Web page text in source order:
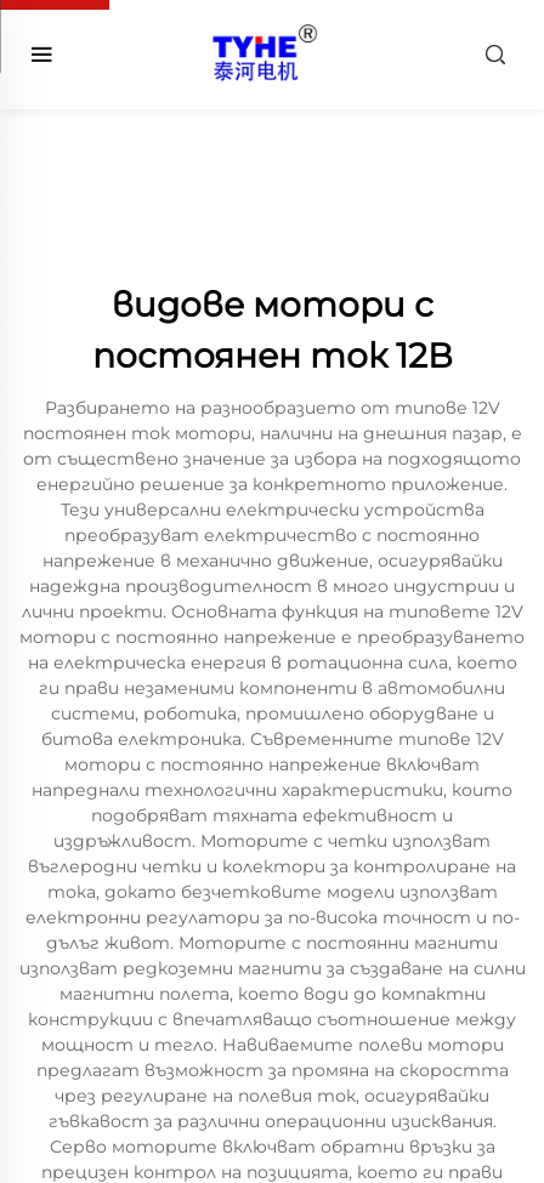
видове мотори с
постоянен ток 12В
Разбирането на разнообразието от типове 12V
постоянен ток мотори, налични на днешния пазар, е
от съществено значение за избора на подходящото
енергийно решение за конкретното приложение.
Тези универсални електрически устройства
преобразуват електричество с постоянно
напрежение в механично движение, осигурявайки
надеждна производителност в много индустрии и
лични проекти. Основната функция на типовете 12V
мотори с постоянно напрежение е преобразуването
на електрическа енергия в ротационна сила, което
ги прави незаменими компоненти в автомобилни
системи, роботика, промишлено оборудване и
битова електроника. Съвременните типове 12V
мотори с постоянно напрежение включват
напреднали технологични характеристики, които
подобряват тяхната ефективност и
издръжливост. Моторите с четки използват
въглеродни четки и колектори за контролиране на
тока, докато безчетковите модели използват
електронни регулатори за по-висока точност и по-
дълъг живот. Моторите с постоянни магнити
използват редкоземни магнити за създаване на силни
магнитни полета, което води до компактни
конструкции с впечатляващо съотношение между
мощност и тегло. Навиваемите полеви мотори
предлагат възможност за промяна на скоростта
чрез регулиране на полевия ток, осигурявайки
гъвкавост за различни операционни изисквания.
Серво моторите включват обратни връзки за
прецизен контрол на позицията, което ги прави